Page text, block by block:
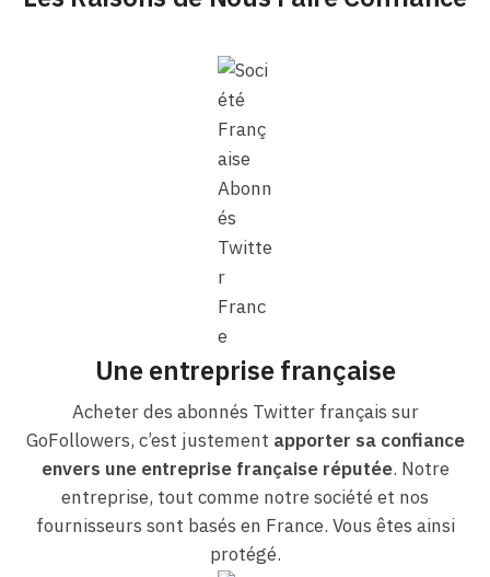
Une entreprise française
Acheter des abonnés Twitter français sur
GoFollowers, c’est justement apporter sa confiance
envers une entreprise française réputée. Notre
entreprise, tout comme notre société et nos
fournisseurs sont basés en France. Vous êtes ainsi
protégé.